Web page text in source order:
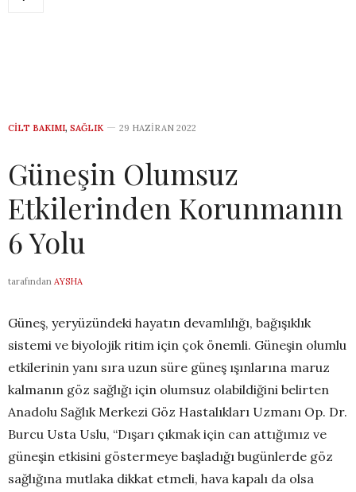
CILT BAKIMI, SAĞLIK 29 HAZIRAN 2022
Güneşin Olumsuz
Etkilerinden Korunmanın
6 Yolu
tarafından AYSHA
Güneş, yeryüzündeki hayatın devamlılığı, bağışıklık
sistemi ve biyolojik ritim için çok önemli. Güneşin olumlu
etkilerinin yanı sıra uzun süre güneş ışınlarına maruz
kalmanın göz sağlığı için olumsuz olabildiğini belirten
Anadolu Sağlık Merkezi Göz Hastalıkları Uzmanı Op. Dr.
Burcu Usta Uslu, “Dışarı çıkmak için can attığımız ve
güneşin etkisini göstermeye başladığı bugünlerde göz
sağlığına mutlaka dikkat etmeli, hava kapalı da olsa